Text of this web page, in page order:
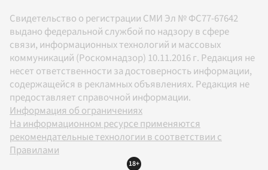
Свидетельство о регистрации СМИ Эл № ФС77-67642
выдано федеральной службой по надзору в сфере
связи, информационных технологий и массовых
коммуникаций (Роскомнадзор) 10.11.2016 г. Редакция не
несет ответственности за достоверность информации,
содержащейся в рекламных объявлениях. Редакция не
предоставляет справочной информации.
Информация об ограничениях
На информационном ресурсе применяются
рекомендательные технологии в соответствии с
Правилами
18+